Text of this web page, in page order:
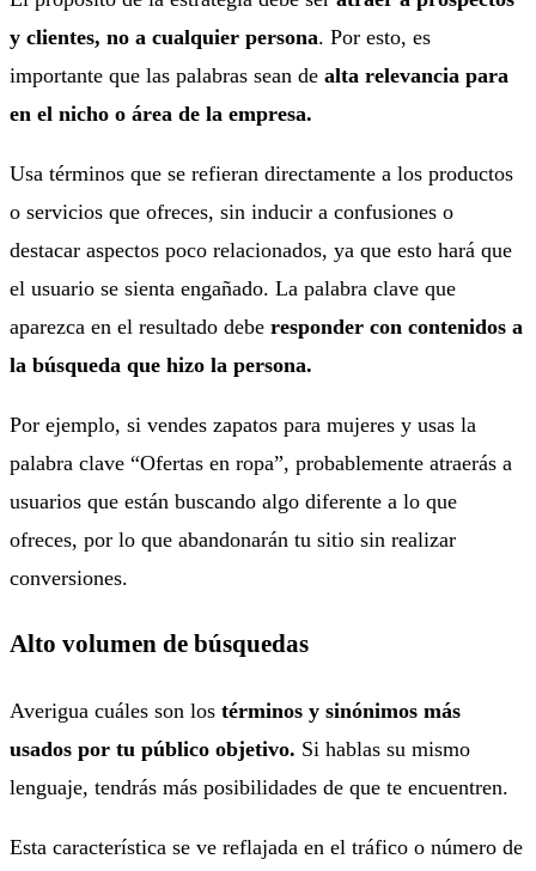
y clientes, no a cualquier persona. Por esto, es
importante que las palabras sean de alta relevancia para
en el nicho o área de la empresa.
Usa términos que se refieran directamente a los productos
o servicios que ofreces, sin inducir a confusiones o
destacar aspectos poco relacionados, ya que esto hará que
el usuario se sienta engañado. La palabra clave que
aparezca en el resultado debe responder con contenidos a
la búsqueda que hizo la persona.
Por ejemplo, si vendes zapatos para mujeres y usas la
palabra clave “Ofertas en ropa”, probablemente atraerás a
usuarios que están buscando algo diferente a lo que
ofreces, por lo que abandonarán tu sitio sin realizar
conversiones.
Alto volumen de búsquedas
Averigua cuáles son los términos y sinónimos más
usados por tu público objetivo. Si hablas su mismo
lenguaje, tendrás más posibilidades de que te encuentren.
Esta característica se ve reflajada en el tráfico o número de